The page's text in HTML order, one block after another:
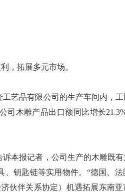
，拓展多元市场。
品有限公司的生产车间内，工
司木雕产品出口额同比增长
报记者，公司生产的木雕既有
钥匙链等实用物件。“德国、
伙伴关系协定）机遇拓展东南